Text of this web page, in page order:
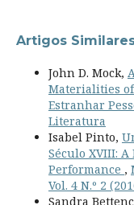
Artigos
John D. Mock,
Materialities of
Estranhar
Literatura
Isabel Pinto,
Século XVIII:
Performance ,
Vol. 4 N.º 2
Sandra